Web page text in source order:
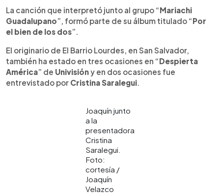
La canción que interpretó junto al grupo “Mariachi
Guadalupano”, formó parte de su álbum titulado “Por
el bien de los dos”.
El originario de El Barrio Lourdes, en San Salvador,
también ha estado en tres ocasiones en “Despierta
América” de Univisióny en dos ocasiones fue
entrevistado por Cristina Saralegui.
Joaquín junto
a la
presentadora
Cristina
Saralegui.
Foto:
cortesía /
Joaquín
Velazco